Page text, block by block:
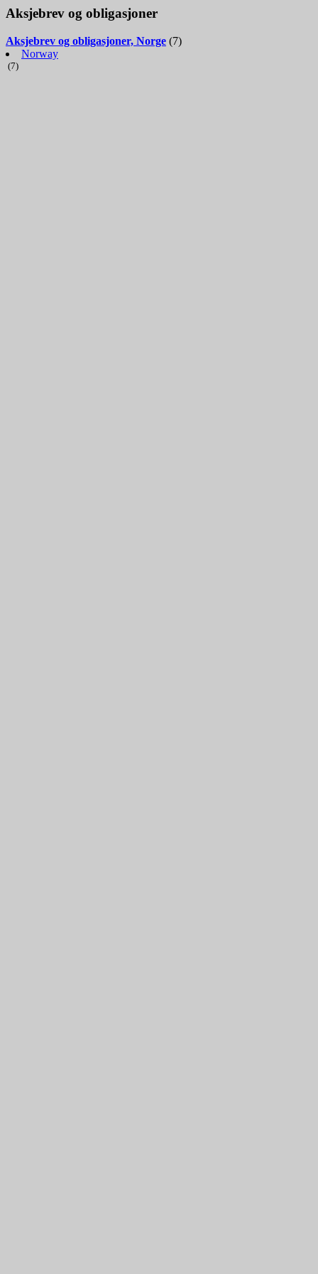
Aksjebrev og obligasjoner
Aksjebrev og obligasjoner, Norge (7)
Norway
(7)